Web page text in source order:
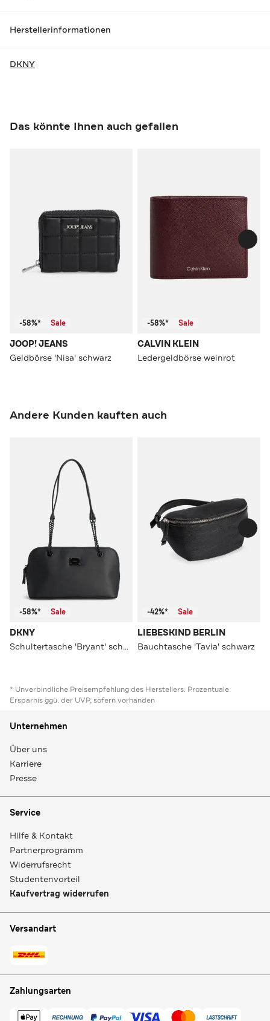
Herstellerinformationen
DKNY
Das könnte Ihnen auch gefallen
-58%* Sale
JOOP! JEANS
Geldbörse 'Nisa' schwarz
-58%* Sale
CALVIN KLEIN
Ledergeldbörse weinrot
Andere Kunden kauften auch
-58%* Sale
DKNY
Schultertasche 'Bryant' schwarz
-42%* Sale
LIEBESKIND BERLIN
Bauchtasche 'Tavia' schwarz
* Unverbindliche Preisempfehlung des Herstellers. Prozentuale
Ersparnis ggü. der UVP, sofern vorhanden
Unternehmen
Über uns
Karriere
Presse
Service
Hilfe & Kontakt
Partnerprogramm
Widerrufsrecht
Studentenvorteil
Kaufvertrag widerrufen
Versandart
Zahlungsarten